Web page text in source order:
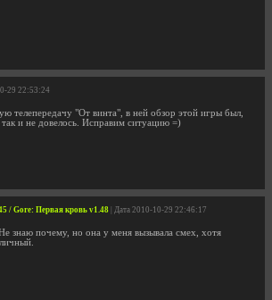
29 22:53:24
телепередачу "От винта", в ней обзор этой игры был,
и не довелось. Исправим ситуацию =)
/ Gore: Первая кровь v1.48 | Дата 2010-10-29 22:46:17
знаю почему, но она у меня вызывала смех, хотя